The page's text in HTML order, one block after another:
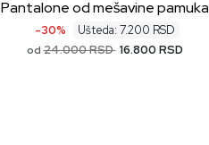
Pantalone od mešavine pamuka
-30% Ušteda: 7.200 RSD
od 24.000 RSD 16.800 RSD